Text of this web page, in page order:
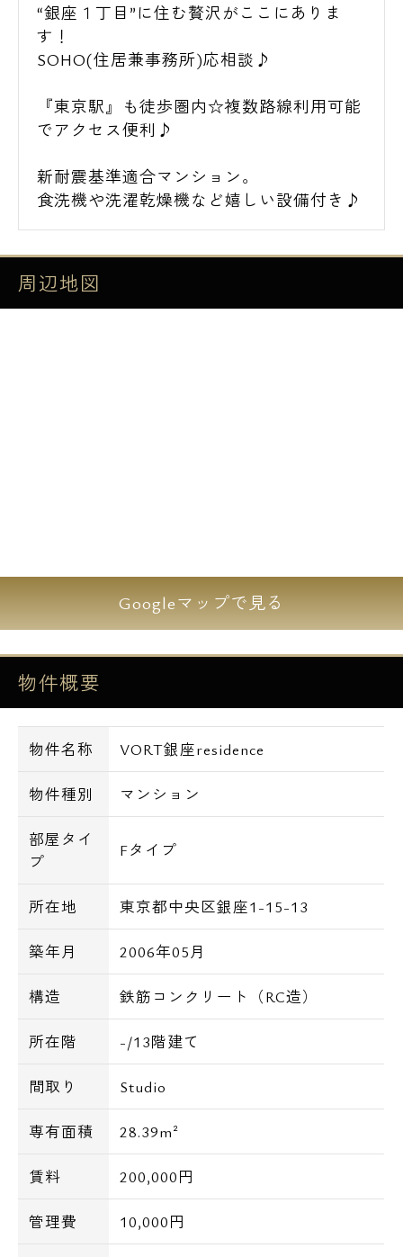
“銀座１丁目”に住む贅沢がここにありま
す！
SOHO(住居兼事務所)応相談♪
『東京駅』も徒歩圏内☆複数路線利用可能
でアクセス便利♪
新耐震基準適合マンション。
食洗機や洗濯乾燥機など嬉しい設備付き♪
周辺地図
Googleマップで見る
物件概要
物件名称 VORT銀座residence
物件種別 マンション
部屋タイ
プ
Fタイプ
所在地 東京都中央区銀座1-15-13
築年月 2006年05月
構造 鉄筋コンクリート（RC造）
所在階 -/13階建て
間取り Studio
専有面積 28.39m²
賃料 200,000円
管理費 10,000円